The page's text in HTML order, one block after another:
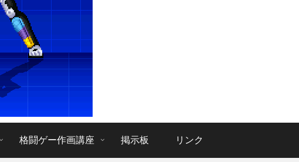
格闘ゲー作画講座 掲示板 リンク